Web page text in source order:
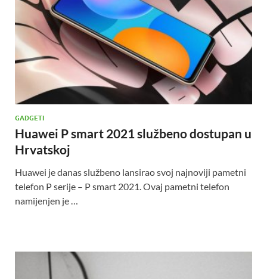
GADGETI
Huawei P smart 2021 službeno dostupan u
Hrvatskoj
Huawei je danas službeno lansirao svoj najnoviji pametni
telefon P serije – P smart 2021. Ovaj pametni telefon
namijenjen je …